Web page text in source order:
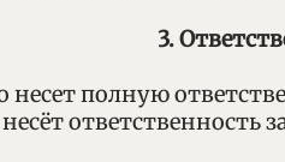
3.
несет полную
ответственность